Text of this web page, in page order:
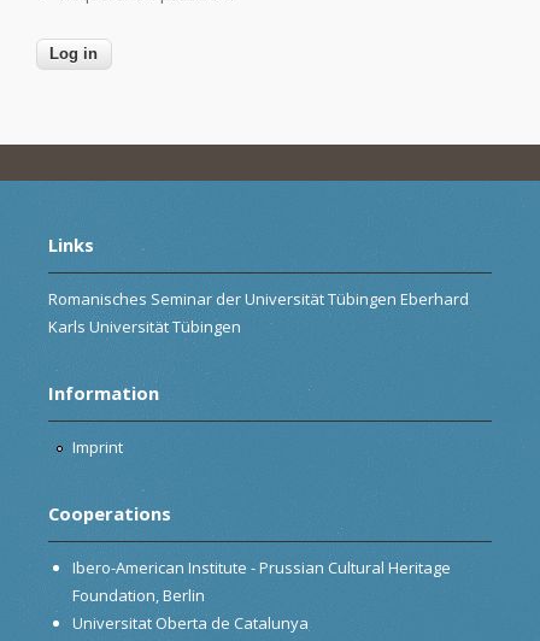
Links
Romanisches Seminar der Universität Tübingen Eberhard
Karls Universität Tübingen
Information
Imprint
Cooperations
Ibero-American Institute - Prussian Cultural Heritage
Foundation, Berlin
Universitat Oberta de Catalunya